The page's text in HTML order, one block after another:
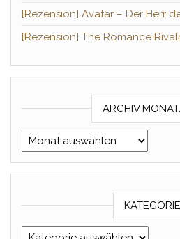
[Rezension] Avatar – Der Herr
[Rezension] The Romance
ARCHIV
Archiv Monat/Jahr
Kategorien